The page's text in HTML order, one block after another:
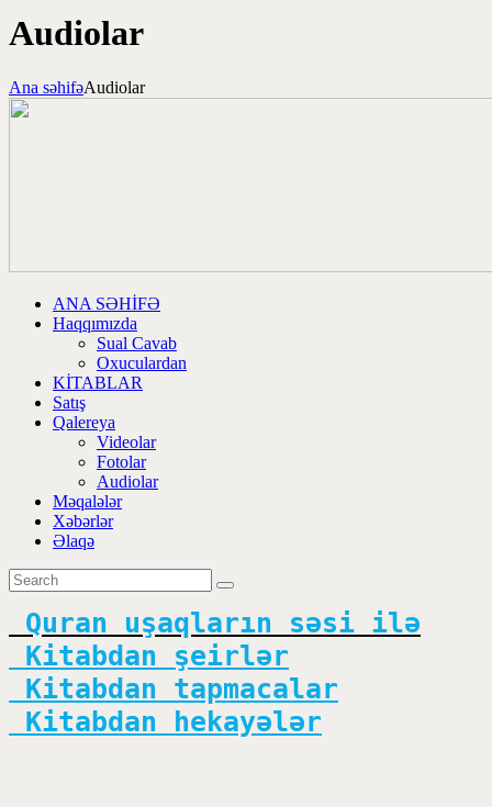
Audiolar
Ana səhifəAudiolar
ANA SƏHİFƏ
Haqqımızda
Sual Cavab
Oxuculardan
KİTABLAR
Satış
Qalereya
Videolar
Fotolar
Audiolar
Məqalələr
Xəbərlər
Əlaqə
Quran uşaqların səsi ilə
Kitabdan şeirlər
Kitabdan tapmacalar
Kitabdan hekayələr